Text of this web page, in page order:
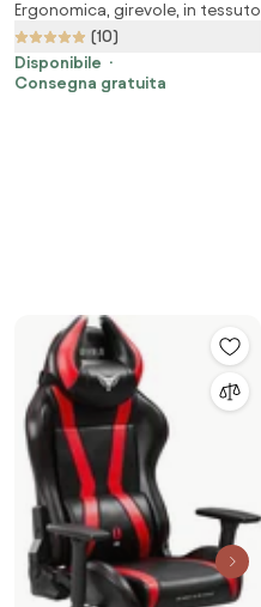
Player 2.0 In Materiale King Size:
Bianco-Nero
Ergonomica, girevole, in tessuto
(10)
Disponibile
Consegna gratuita